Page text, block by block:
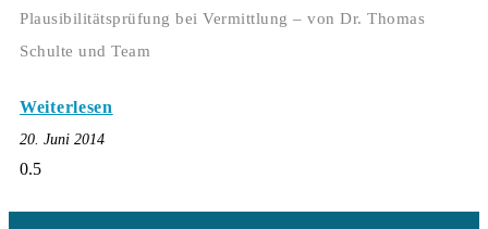
Plausibilitätsprüfung bei Vermittlung – von Dr. Thomas
Schulte und Team
Weiterlesen
20. Juni 2014